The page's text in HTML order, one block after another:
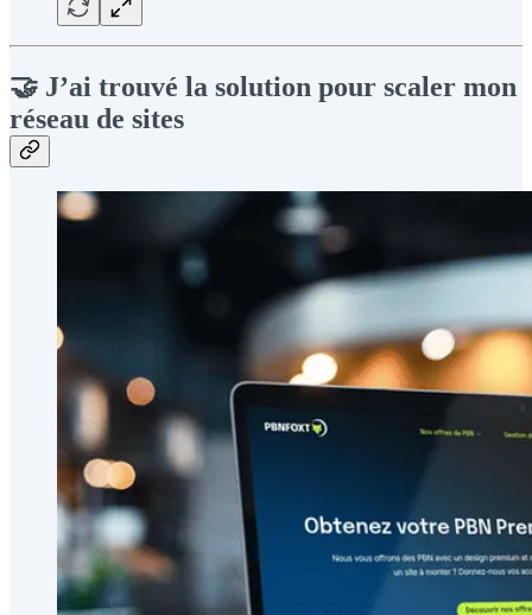
🤝 J’ai trouvé la solution pour scaler mon
réseau de sites